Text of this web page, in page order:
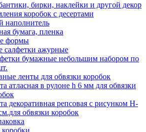
бирки, наклейки и другой декор
коробок с десертами
наполнитель
бумага, пленка
формы
салфетки ажурные
бумажные небольшим набором по
ленты для обвязки коробок
атласная в рулоне h 6 мм для обвязки
декоративная репсовая с рисунком H-
обвязки коробок